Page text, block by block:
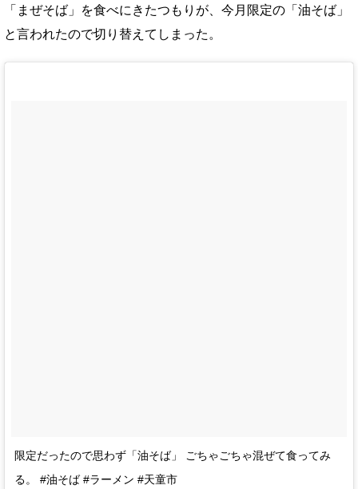
「まぜそば」を食べにきたつもりが、今月限定の「油そば」
と言われたので切り替えてしまった。
限定だったので思わず「油そば」 ごちゃごちゃ混ぜて食ってみ
る。 #油そば #ラーメン #天童市